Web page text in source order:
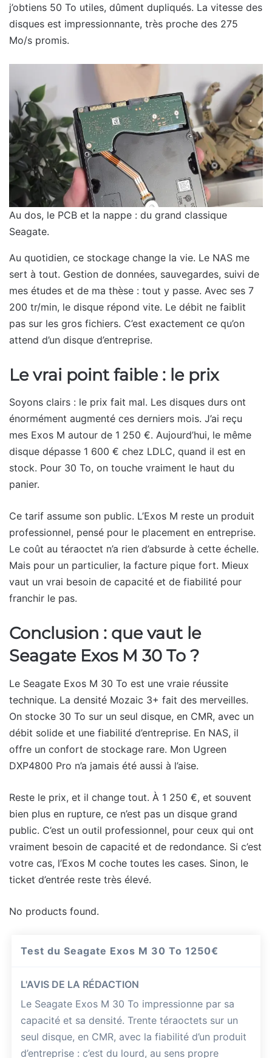
j’obtiens 50 To utiles, dûment dupliqués. La vitesse des
disques est impressionnante, très proche des 275
Mo/s promis.
Au dos, le PCB et la nappe : du grand classique
Seagate.
Au quotidien, ce stockage change la vie. Le NAS me
sert à tout. Gestion de données, sauvegardes, suivi de
mes études et de ma thèse : tout y passe. Avec ses 7
200 tr/min, le disque répond vite. Le débit ne faiblit
pas sur les gros fichiers. C’est exactement ce qu’on
attend d’un disque d’entreprise.
Le vrai point faible : le prix
Soyons clairs : le prix fait mal. Les disques durs ont
énormément augmenté ces derniers mois. J’ai reçu
mes Exos M autour de 1 250 €. Aujourd’hui, le même
disque dépasse 1 600 € chez LDLC, quand il est en
stock. Pour 30 To, on touche vraiment le haut du
panier.
Ce tarif assume son public. L’Exos M reste un produit
professionnel, pensé pour le placement en entreprise.
Le coût au téraoctet n’a rien d’absurde à cette échelle.
Mais pour un particulier, la facture pique fort. Mieux
vaut un vrai besoin de capacité et de fiabilité pour
franchir le pas.
Conclusion : que vaut le
Seagate Exos M 30 To ?
Le Seagate Exos M 30 To est une vraie réussite
technique. La densité Mozaic 3+ fait des merveilles.
On stocke 30 To sur un seul disque, en CMR, avec un
débit solide et une fiabilité d’entreprise. En NAS, il
offre un confort de stockage rare. Mon Ugreen
DXP4800 Pro n’a jamais été aussi à l’aise.
Reste le prix, et il change tout. À 1 250 €, et souvent
bien plus en rupture, ce n’est pas un disque grand
public. C’est un outil professionnel, pour ceux qui ont
vraiment besoin de capacité et de redondance. Si c’est
votre cas, l’Exos M coche toutes les cases. Sinon, le
ticket d’entrée reste très élevé.
No products found.
Test du Seagate Exos M 30 To1250€
L'AVIS DE LA RÉDACTION
Le Seagate Exos M 30 To impressionne par sa
capacité et sa densité. Trente téraoctets sur un
seul disque, en CMR, avec la fiabilité d’un produit
d’entreprise : c’est du lourd, au sens propre